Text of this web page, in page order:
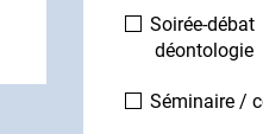
Soirée-débat
déontologie
Séminaire /